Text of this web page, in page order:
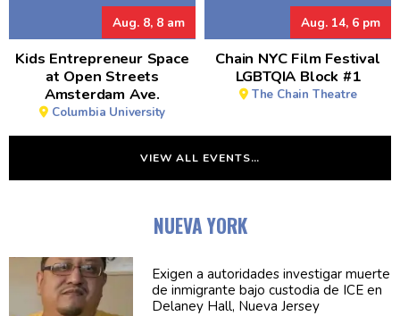
Aug. 8, 8 am
Kids Entrepreneur Space
at Open Streets
Amsterdam Ave.
Columbia University
Aug. 14, 6 pm
Chain NYC Film Festival
LGBTQIA Block #1
The Chain Theatre
VIEW ALL EVENTS…
NUEVA YORK
Exigen aautoridades investigar muerte
de inmigrante bajo custodia de ICE en
Delaney Hall, Nueva Jersey